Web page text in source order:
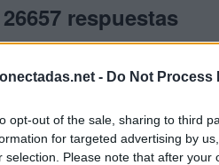
- Do Not Process
opt-out of the sale, sharing to third
for targeted advertising by
selection. Please note that after
respuestas